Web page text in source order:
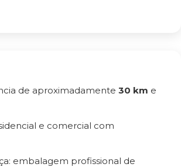
de aproximadamente 30 km e
e comercial com
embalagem profissional de